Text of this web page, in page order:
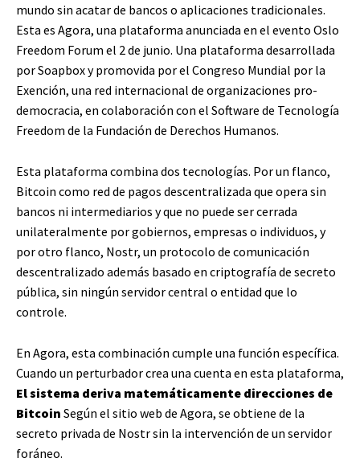
mundo sin acatar de bancos o aplicaciones tradicionales.
Esta es Agora, una plataforma anunciada en el evento Oslo
Freedom Forum el 2 de junio. Una plataforma desarrollada
por Soapbox y promovida por el Congreso Mundial por la
Exención, una red internacional de organizaciones pro-
democracia, en colaboración con el Software de Tecnología
Freedom de la Fundación de Derechos Humanos.
Esta plataforma combina dos tecnologías. Por un flanco,
Bitcoin como red de pagos descentralizada que opera sin
bancos ni intermediarios y que no puede ser cerrada
unilateralmente por gobiernos, empresas o individuos, y
por otro flanco, Nostr, un protocolo de comunicación
descentralizado además basado en criptografía de secreto
pública, sin ningún servidor central o entidad que lo
controle.
En Agora, esta combinación cumple una función específica.
Cuando un perturbador crea una cuenta en esta plataforma,
El sistema deriva matemáticamente direcciones de
Bitcoin Según el sitio web de Agora, se obtiene de la
secreto privada de Nostr sin la intervención de un servidor
foráneo.